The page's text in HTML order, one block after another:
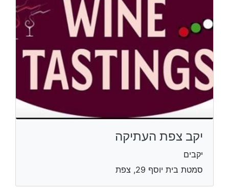
יקב צפת העתיקה
יקבים
סמטת בית יוסף 29, צפת